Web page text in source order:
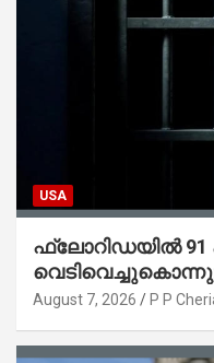
USA
ഫ്ലോറിഡയിൽ 91
വെടിവെച്ചുകൊന്നു;
August 7, 2026 P P